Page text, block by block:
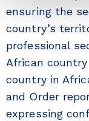
ensuring the
country’s
professional
African
country in
and Order
expressing